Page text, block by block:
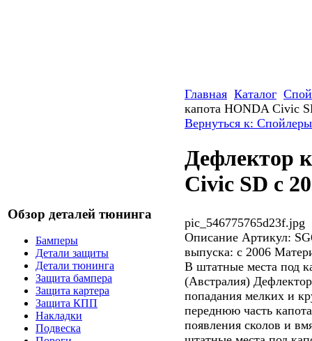
Обзор деталей тюнинга
Бамперы
Детали защиты
Детали тюнинга
Защита бампера
Защита картера
Защита КПП
Накладки
Подвеска
Главная Каталог
капота HONDA Civic
Вернуться к:
Дефлектор
Civic SD c
pic_546775765d23f.jpg
Описание Артикул:
выпуска: с 2006
В штатные места под
(Австралия)
попадания мелких и
переднюю часть
появления сколов и